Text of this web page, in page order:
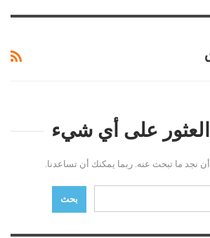
العثور على أي شيء
أن نجد ما تبحث عنه. ربما يمكنك أن تساعدنا.